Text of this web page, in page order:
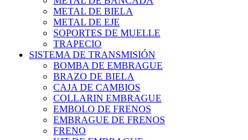
METAL DE BIELA
METAL DE EJE
SOPORTES DE MUELLE
TRAPECIO
SISTEMA DE TRANSMISIÓN
BOMBA DE EMBRAGUE
BRAZO DE BIELA
CAJA DE CAMBIOS
COLLARIN EMBRAGUE
EMBOLO DE FRENOS
EMBRAGUE DE FRENOS
FRENO